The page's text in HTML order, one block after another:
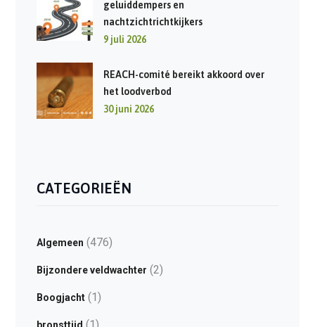
geluiddempers en
nachtzichtrichtkijkers
9 juli 2026
REACH-comité bereikt akkoord over
het loodverbod
30 juni 2026
CATEGORIEËN
Algemeen (476)
Bijzondere veldwachter (2)
Boogjacht(1)